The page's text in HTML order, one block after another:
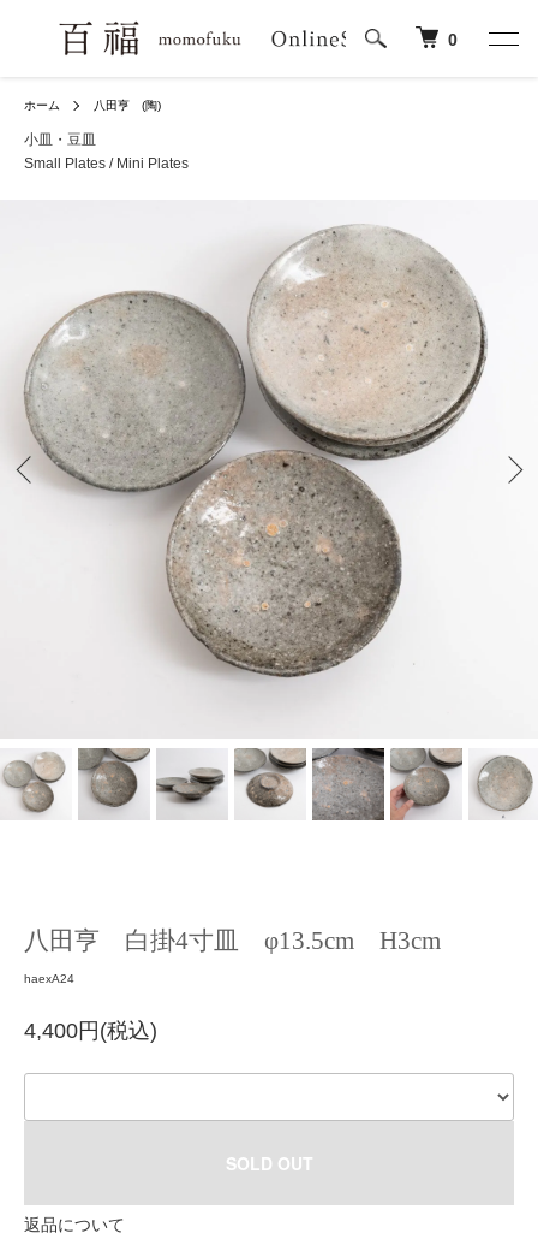
0
ホーム 八田亨 (陶)
小皿・豆皿
Small Plates / Mini Plates
八田亨 白掛4寸皿 φ13.5cm H3cm
haexA24
4,400円(税込)
SOLD OUT
返品について